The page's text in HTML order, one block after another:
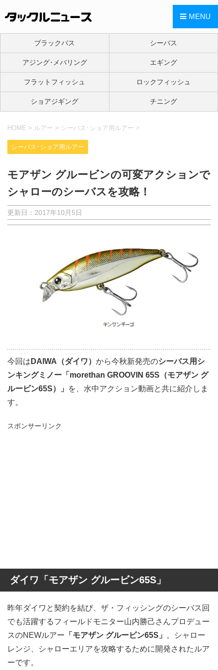
MENU
ブラックバス シーバス
アジング･メバリング エギング
フラットフィッシュ ロックフィッシュ
ショアジギング チニング
HOME > ルアー > シーバス･ショア用ルアー >
シーバス･ショア用ルアー
モアザン グルービンの可変アクションで
シャローのシーバスを攻略！
更新日： 2017年10月5日
今回は DAIWA（ダイワ） から今秋新発売のシーバス用シ
ンキングミノー「morethan GROOVIN 65S（モアザン グ
ルービン65S）」
を、水中アクション動画と共に紹介しま
す。
スポンサーリンク
ダイワ「モアザン グルービン65S」
昨年ダイワと契約を結び、ザ・フィッシングのシーバス回
でも活躍するフィールドモニター山内勝己さんプロデュー
スのNEWルアー 「モアザン グルービン65S」
。シャロー
レンジ、シャローエリアを攻略するために開発されたルア
ーです。